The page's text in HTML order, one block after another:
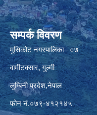
सम्पर्क विवरण
मुसिकोट नगरपालिका– ०७
वामीटक्सार, गुल्मी
लुम्बिनी प्रदेश,नेपाल
फोन नं.०७९-४१२१४५